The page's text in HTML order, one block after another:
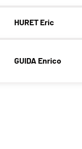
03'15 (2)HURET Eric
GUIDA Enrico